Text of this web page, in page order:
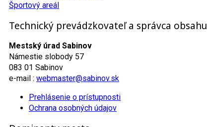
Športový areál
Technický prevádzkovateľ a správca obsahu
Mestský úrad Sabinov
Námestie slobody 57
083 01 Sabinov
e-mail : webmaster@sabinov.sk
Prehlásenie o prístupnosti
Ochrana osobných údajov